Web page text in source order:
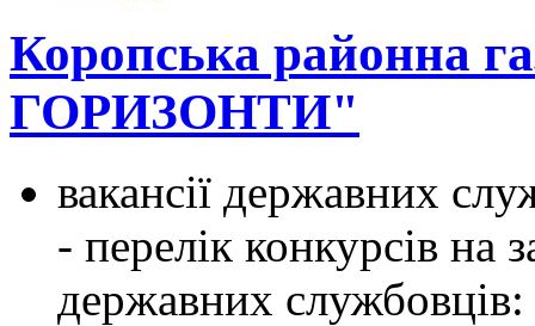
Коропська районна
ГОРИЗОНТИ"
вакансії державних
- перелік конкурсів на
державних службовців: